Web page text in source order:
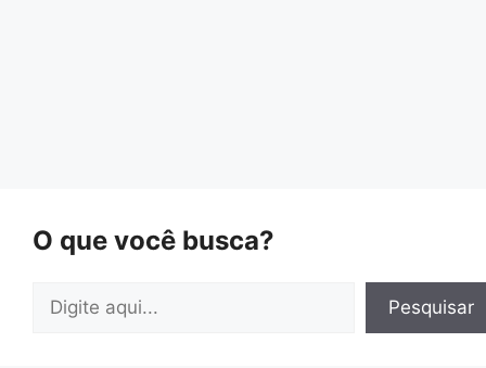
O que você busca?
Pesquisar Pesquisar